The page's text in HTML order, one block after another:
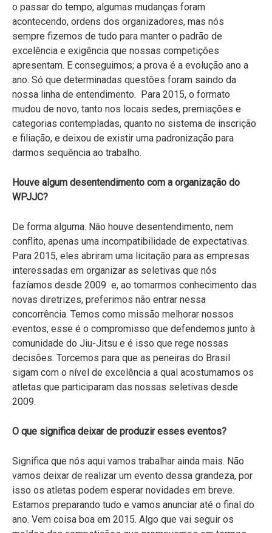
o passar do tempo, algumas mudanças foram
acontecendo, ordens dos organizadores, mas nós
sempre fizemos de tudo para manter o padrão de
excelência e exigência que nossas competições
apresentam. E conseguimos; a prova é a evolução ano a
ano. Só que determinadas questões foram saindo da
nossa linha de entendimento. Para 2015, o formato
mudou de novo, tanto nos locais sedes, premiações e
categorias contempladas, quanto no sistema de inscrição
e filiação, e deixou de existir uma padronização para
darmos sequência ao trabalho.
Houve algum desentendimento com a organização do
WPJJC?
De forma alguma. Não houve desentendimento, nem
conflito, apenas uma incompatibilidade de expectativas.
Para 2015, eles abriram uma licitação para as empresas
interessadas em organizar as seletivas que nós
fazíamos desde 2009 e, ao tomarmos conhecimento das
novas diretrizes, preferimos não entrar nessa
concorrência. Temos como missão melhorar nossos
eventos, esse é o compromisso que defendemos junto à
comunidade do Jiu-Jitsu e é isso que rege nossas
decisões. Torcemos para que as peneiras do Brasil
sigam com o nível de excelência a qual acostumamos os
atletas que participaram das nossas seletivas desde
2009.
O que significa deixar de produzir esses eventos?
Significa que nós aqui vamos trabalhar ainda mais. Não
vamos deixar de realizar um evento dessa grandeza, por
isso os atletas podem esperar novidades em breve.
Estamos preparando tudo e vamos anunciar até o final do
ano. Vem coisa boa em 2015. Algo que vai seguir os